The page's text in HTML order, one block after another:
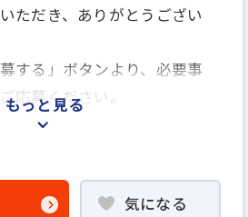
ただき、ありがとうござい
する」ボタンより、必要事
応募ください。
エントリー
もっと見る
気になる